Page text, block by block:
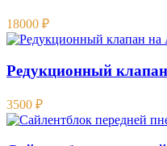
18000 ₽
Редукционный
3500 ₽